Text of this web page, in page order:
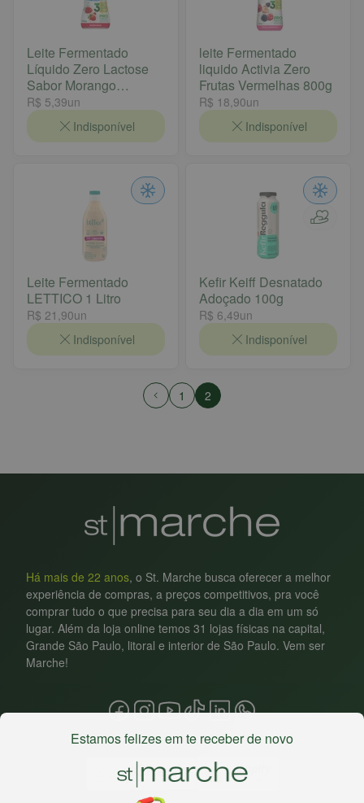
Leite Fermentado
Líquido Zero Lactose
Sabor Morango
ACTIVIA 170g
R$ 5,39un
Indisponível
leite Fermentado
liquido Activia Zero
Frutas Vermelhas 800g
R$ 18,90un
Indisponível
Leite Fermentado
LETTICO 1 Litro
R$ 21,90un
Indisponível
Kefir Keiff Desnatado
Adoçado 100g
R$ 6,49un
Indisponível
1 2
Há mais de 22 anos, o St. Marche busca oferecer a melhor
experiência de compras, a preços competitivos, pra você
comprar tudo o que precisa para seu dia a dia em um só
lugar. Além da loja online temos 31 lojas físicas na capital,
Grande São Paulo, litoral e interior de São Paulo. Vem ser
Marche!
Estamos felizes em te receber de novo